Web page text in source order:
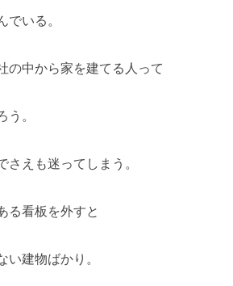
でいる。
の中から家を建てる人って
う。
さえも迷ってしまう。
る看板を外すと
い建物ばかり。